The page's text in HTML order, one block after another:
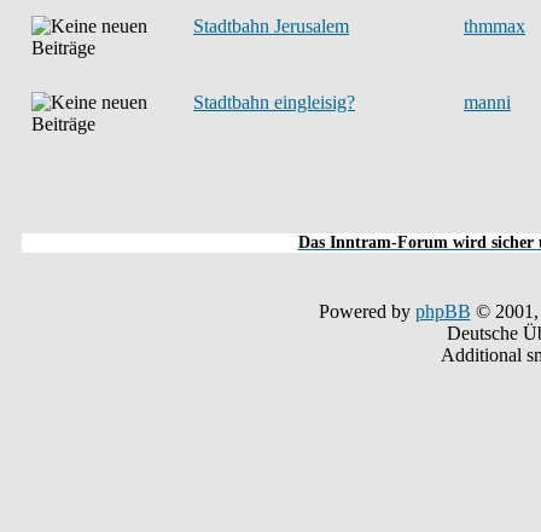
Stadtbahn Jerusalem thmmax
Stadtbahn eingleisig? manni
Das Inntram-Forum wird sicher
Powered by phpBB © 2001,
Deutsche
Additional